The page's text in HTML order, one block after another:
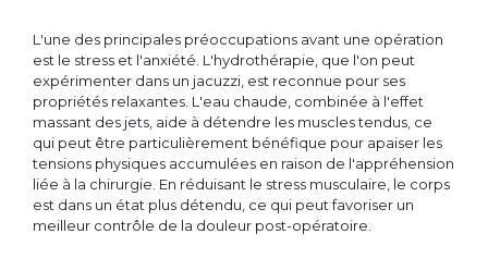
L'une des principales préoccupations avant une opération
est le stress et l'anxiété. L'hydrothérapie, que l'on peut
expérimenter dans un jacuzzi, est reconnue pour ses
propriétés relaxantes. L'eau chaude, combinée à l'effet
massant des jets, aide à détendre les muscles tendus, ce
qui peut être particulièrement bénéfique pour apaiser les
tensions physiques accumulées en raison de l'appréhension
liée à la chirurgie. En réduisant le stress musculaire, le corps
est dans un état plus détendu, ce qui peut favoriser un
meilleur contrôle de la douleur post-opératoire.